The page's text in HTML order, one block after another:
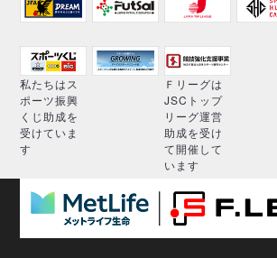
私たちはス
ポーツ振興
くじ助成を
受けていま
す
Ｆリーグは
JSCトップ
リーグ運営
助成を受け
て開催して
います